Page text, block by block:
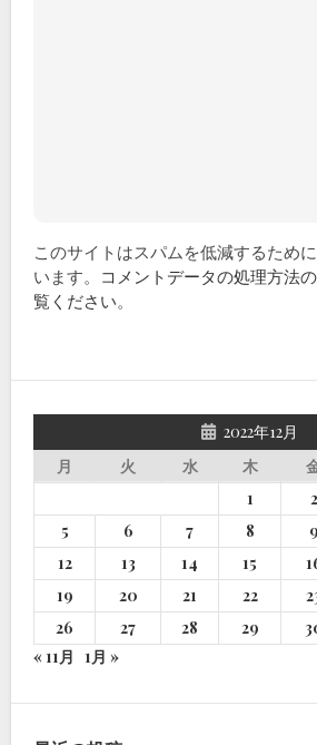
このサイトはスパムを低減するため
います。 コメントデータの処理方法
覧ください。
2022年12月
月
火 水 木
1
2
5
6 7 8 9
12
13 14 15
19
20 21 22
26
27 28 29
« 11月 1月 »